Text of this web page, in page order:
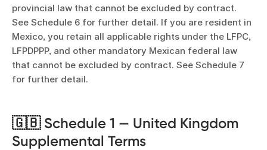
provincial law that cannot be excluded by contract.
See Schedule 6 for further detail. If you are resident in
Mexico, you retain all applicable rights under the LFPC,
LFPDPPP, and other mandatory Mexican federal law
that cannot be excluded by contract. See Schedule 7
for further detail.
🇬🇧 Schedule 1 — United Kingdom
Supplemental Terms